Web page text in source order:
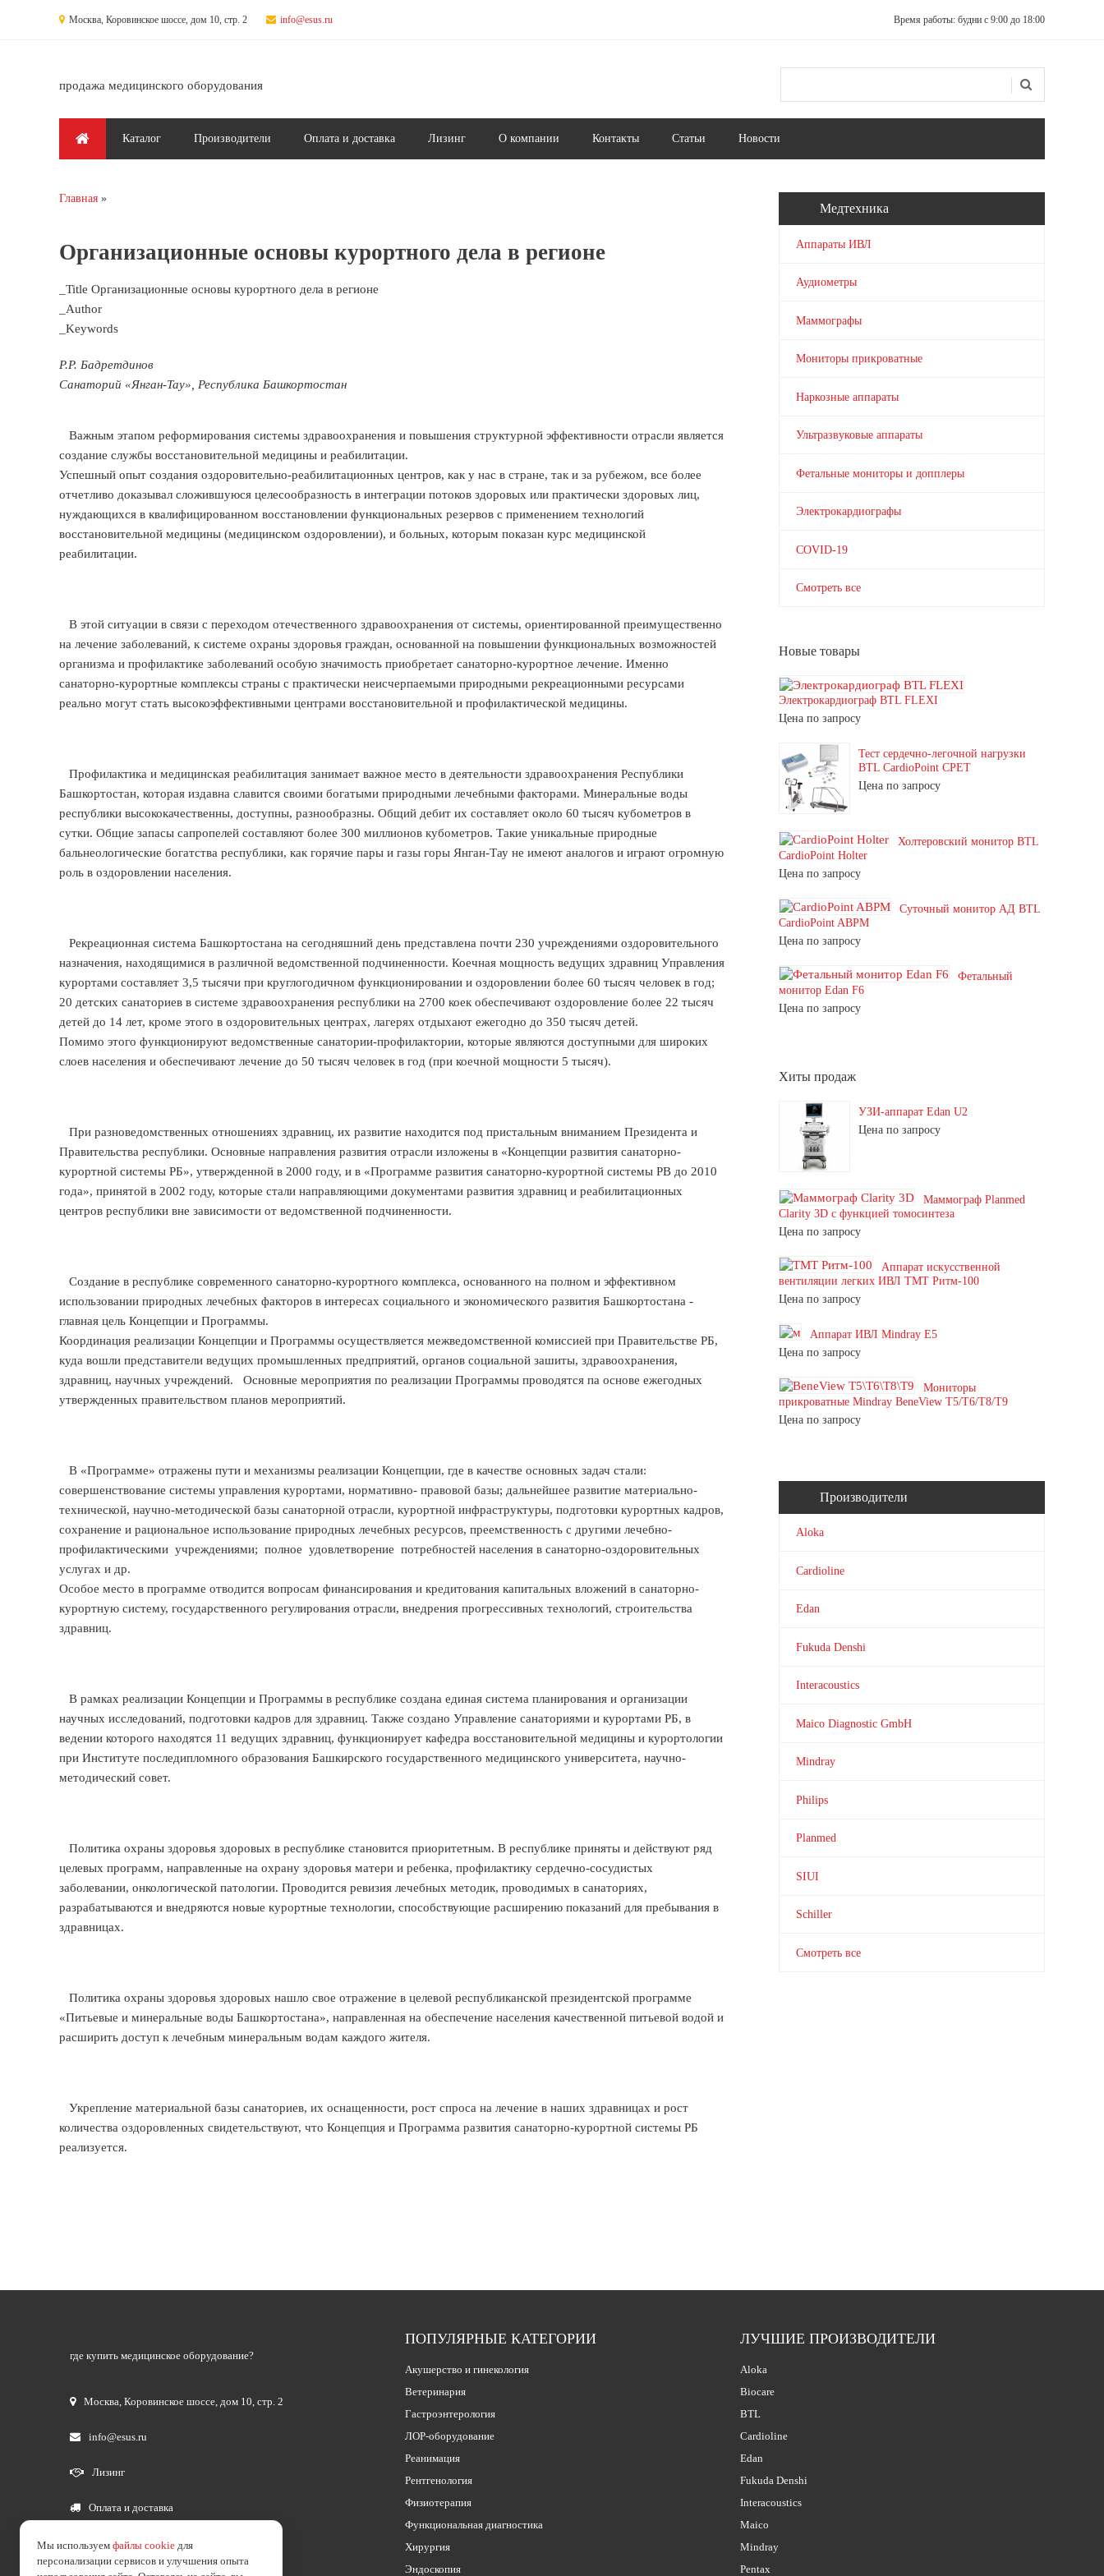
Москва, Коровинское шоссе, дом 10, стр. 2 info@esus.ru Время работы: будни с 9:00 до 18:00
продажа медицинского оборудования
Главное менюКаталог Производители Оплата и доставка Лизинг О компании Контакты Статьи Новости
Вы здесь
Главная
Организационные основы курортного дела в регионе
_Title Организационные основы курортного дела в регионе
_Author
_Keywords
Р.Р. Бадретдинов
Санаторий «Янган-Тау», Республика Башкортостан
Важным этапом реформирования системы здравоохранения и повышения структурной эффективности отрасли является
создание службы восстановительной медицины и реабилитации.
Успешный опыт создания оздоровительно-реабилитационных центров, как у нас в стране, так и за рубежом, все более
отчетливо доказывал сложившуюся целесообразность в интеграции потоков здоровых или практически здоровых лиц,
нуждающихся в квалифицированном восстановлении функциональных резервов с применением технологий
восстановительной медицины (медицинском оздоровлении), и больных, которым показан курс медицинской
реабилитации.
В этой ситуации в связи с переходом отечественного здравоохранения от системы, ориентированной преимущественно
на лечение заболеваний, к системе охраны здоровья граждан, основанной на повышении функциональных возможностей
организма и профилактике заболеваний особую значимость приобретает санаторно-курортное лечение. Именно
санаторно-курортные комплексы страны с практически неисчерпаемыми природными рекреационными ресурсами
реально могут стать высокоэффективными центрами восстановительной и профилактической медицины.
Профилактика и медицинская реабилитация занимает важное место в деятельности здравоохранения Республики
Башкортостан, которая издавна славится своими богатыми природными лечебными факторами. Минеральные воды
республики высококачественны, доступны, разнообразны. Общий дебит их составляет около 60 тысяч кубометров в
сутки. Общие запасы сапропелей составляют более 300 миллионов кубометров. Такие уникальные природные
бальнеологические богатства республики, как горячие пары и газы горы Янган-Тау не имеют аналогов и играют огромную
роль в оздоровлении населения.
Рекреационная система Башкортостана на сегодняшний день представлена почти 230 учреждениями оздоровительного
назначения, находящимися в различной ведомственной подчиненности. Коечная мощность ведущих здравниц Управления
курортами составляет 3,5 тысячи при круглогодичном функционировании и оздоровлении более 60 тысяч человек в год;
20 детских санаториев в системе здравоохранения республики на 2700 коек обеспечивают оздоровление более 22 тысяч
детей до 14 лет, кроме этого в оздоровительных центрах, лагерях отдыхают ежегодно до 350 тысяч детей.
Помимо этого функционируют ведомственные санатории-профилактории, которые являются доступными для широких
слоев населения и обеспечивают лечение до 50 тысяч человек в год (при коечной мощности 5 тысяч).
При разноведомственных отношениях здравниц, их развитие находится под пристальным вниманием Президента и
Правительства республики. Основные направления развития отрасли изложены в «Концепции развития санаторно-
курортной системы РБ», утвержденной в 2000 году, и в «Программе развития санаторно-курортной системы РВ до 2010
года», принятой в 2002 году, которые стали направляющими документами развития здравниц и реабилитационных
центров республики вне зависимости от ведомственной подчиненности.
Создание в республике современного санаторно-курортного комплекса, основанного на полном и эффективном
использовании природных лечебных факторов в интересах социального и экономического развития Башкортостана -
главная цель Концепции и Программы.
Координация реализации Концепции и Программы осуществляется межведомственной комиссией при Правительстве РБ,
куда вошли представители ведущих промышленных предприятий, органов социальной зашиты, здравоохранения,
здравниц, научных учреждений. Основные мероприятия по реализации Программы проводятся па основе ежегодных
утвержденных правительством планов мероприятий.
В «Программе» отражены пути и механизмы реализации Концепции, где в качестве основных задач стали:
совершенствование системы управления курортами, нормативно- правовой базы; дальнейшее развитие материально-
технической, научно-методической базы санаторной отрасли, курортной инфраструктуры, подготовки курортных кадров,
сохранение и рациональное использование природных лечебных ресурсов, преемственность с другими лечебно-
профилактическими учреждениями; полное удовлетворение потребностей населения в санаторно-оздоровительных
услугах и др.
Особое место в программе отводится вопросам финансирования и кредитования капитальных вложений в санаторно-
курортную систему, государственного регулирования отрасли, внедрения прогрессивных технологий, строительства
здравниц.
В рамках реализации Концепции и Программы в республике создана единая система планирования и организации
научных исследований, подготовки кадров для здравниц. Также создано Управление санаториями и курортами РБ, в
ведении которого находятся 11 ведущих здравниц, функционирует кафедра восстановительной медицины и курортологии
при Институте последипломного образования Башкирского государственного медицинского университета, научно-
методический совет.
Политика охраны здоровья здоровых в республике становится приоритетным. В республике приняты и действуют ряд
целевых программ, направленные на охрану здоровья матери и ребенка, профилактику сердечно-сосудистых
заболевании, онкологической патологии. Проводится ревизия лечебных методик, проводимых в санаториях,
разрабатываются и внедряются новые курортные технологии, способствующие расширению показаний для пребывания в
здравницах.
Политика охраны здоровья здоровых нашло свое отражение в целевой республиканской президентской программе
«Питьевые и минеральные воды Башкортостана», направленная на обеспечение населения качественной питьевой водой и
расширить доступ к лечебным минеральным водам каждого жителя.
Укрепление материальной базы санаториев, их оснащенности, рост спроса на лечение в наших здравницах и рост
количества оздоровленных свидетельствуют, что Концепция и Программа развития санаторно-курортной системы РБ
реализуется.
Медтехника
Аппараты ИВЛ
Аудиометры
Маммографы
Мониторы прикроватные
Наркозные аппараты
Ультразвуковые аппараты
Фетальные мониторы и допплеры
Электрокардиографы
COVID-19
Смотреть все
Новые товары
Электрокардиограф BTL FLEXI
Цена по запросу
Тест сердечно-легочной нагрузки
BTL CardioPoint CPET
Цена по запросу
Холтеровский монитор BTL
CardioPoint Holter
Цена по запросу
Суточный монитор АД BTL
CardioPoint ABPM
Цена по запросу
Фетальный
монитор Edan F6
Цена по запросу
Хиты продаж
УЗИ-аппарат Edan U2
Цена по запросу
Маммограф Planmed
Clarity 3D с функцией томосинтеза
Цена по запросу
Аппарат искусственной
вентиляции легких ИВЛ ТМТ Ритм-100
Цена по запросу
Аппарат ИВЛ Mindray E5
Цена по запросу
Мониторы
прикроватные Mindray BeneView T5/T6/T8/T9
Цена по запросу
Производители
Aloka
Cardioline
Edan
Fukuda Denshi
Interacoustics
Maico Diagnostic GmbH
Mindray
Philips
Planmed
SIUI
Schiller
Смотреть все
где купить медицинское оборудование?
Москва, Коровинское шоссе, дом 10, стр. 2
info@esus.ru
Лизинг
Оплата и доставка
ПОПУЛЯРНЫЕ КАТЕГОРИИ
Акушерство и гинекология
Ветеринария
Гастроэнтерология
ЛОР-оборудование
Реанимация
Рентгенология
Физиотерапия
Функциональная диагностика
Хирургия
Эндоскопия
ЛУЧШИЕ ПРОИЗВОДИТЕЛИ
Aloka
Biocare
BTL
Cardioline
Edan
Fukuda Denshi
Interacoustics
Maico
Mindray
Pentax
Мы используем файлы cookie для
персонализации сервисов и улучшения опыта